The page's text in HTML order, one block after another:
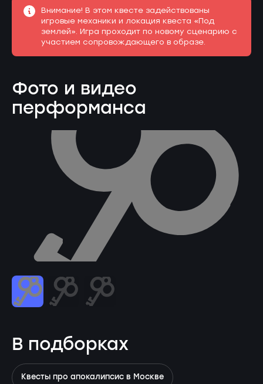
Внимание! В этом квесте задействованы
игровые механики и локация квеста «Под
землей». Игра проходит по новому сценарию с
участием сопровождающего в образе.
Фото и видео
перформанса
В подборках
Квесты про апокалипсис в Москве